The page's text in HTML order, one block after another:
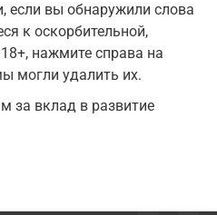
если вы обнаружили слова
к оскорбительной,
нажмите справа на
могли удалить их.
за вклад в развитие